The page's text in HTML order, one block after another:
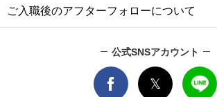
ご入職後のアフターフォローについて
公式SNSアカウント